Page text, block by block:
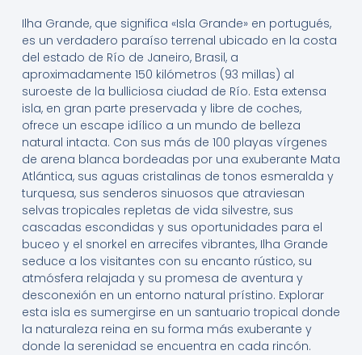
Ilha Grande, que significa «Isla Grande» en portugués,
es un verdadero paraíso terrenal ubicado en la costa
del estado de Río de Janeiro, Brasil, a
aproximadamente 150 kilómetros (93 millas) al
suroeste de la bulliciosa ciudad de Río. Esta extensa
isla, en gran parte preservada y libre de coches,
ofrece un escape idílico a un mundo de belleza
natural intacta. Con sus más de 100 playas vírgenes
de arena blanca bordeadas por una exuberante Mata
Atlántica, sus aguas cristalinas de tonos esmeralda y
turquesa, sus senderos sinuosos que atraviesan
selvas tropicales repletas de vida silvestre, sus
cascadas escondidas y sus oportunidades para el
buceo y el snorkel en arrecifes vibrantes, Ilha Grande
seduce a los visitantes con su encanto rústico, su
atmósfera relajada y su promesa de aventura y
desconexión en un entorno natural prístino. Explorar
esta isla es sumergirse en un santuario tropical donde
la naturaleza reina en su forma más exuberante y
donde la serenidad se encuentra en cada rincón.